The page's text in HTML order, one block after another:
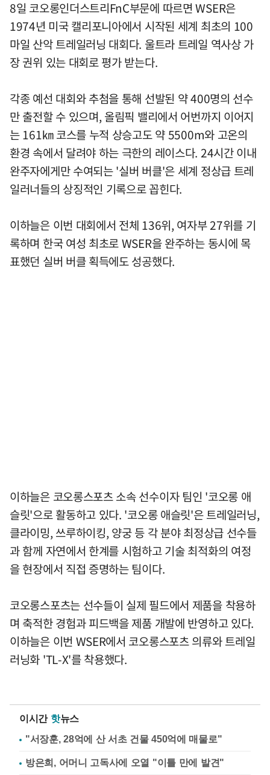
8일 코오롱인더스트리FnC부문에 따르면 WSER은
1974년 미국 캘리포니아에서 시작된 세계 최초의 100
마일 산악 트레일러닝 대회다. 울트라 트레일 역사상 가
장 권위 있는 대회로 평가 받는다.
각종 예선 대회와 추첨을 통해 선발된 약 400명의 선수
만 출전할 수 있으며, 올림픽 밸리에서 어번까지 이어지
는 161㎞ 코스를 누적 상승고도 약 5500m와 고온의
환경 속에서 달려야 하는 극한의 레이스다. 24시간 이내
완주자에게만 수여되는 '실버 버클'은 세계 정상급 트레
일러너들의 상징적인 기록으로 꼽힌다.
이하늘은 이번 대회에서 전체 136위, 여자부 27위를 기
록하며 한국 여성 최초로 WSER을 완주하는 동시에 목
표했던 실버 버클 획득에도 성공했다.
이하늘은 코오롱스포츠 소속 선수이자 팀인 '코오롱 애
슬릿'으로 활동하고 있다. '코오롱 애슬릿'은 트레일러닝,
클라이밍, 쓰루하이킹, 양궁 등 각 분야 최정상급 선수들
과 함께 자연에서 한계를 시험하고 기술 최적화의 여정
을 현장에서 직접 증명하는 팀이다.
코오롱스포츠는 선수들이 실제 필드에서 제품을 착용하
며 축적한 경험과 피드백을 제품 개발에 반영하고 있다.
이하늘은 이번 WSER에서 코오롱스포츠 의류와 트레일
러닝화 'TL-X'를 착용했다.
이시간 핫뉴스
"서장훈, 28억에 산 서초 건물 450억에 매물로"
방은희, 어머니 고독사에 오열 "이틀 만에 발견"